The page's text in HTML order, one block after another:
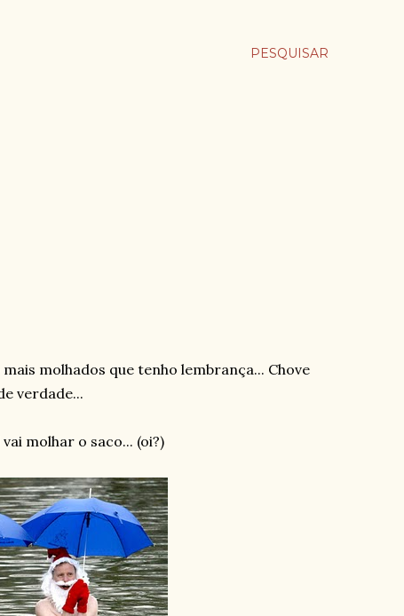
PESQUISAR
molhados que tenho lembrança... Chove
verdade...
molhar o saco... (oi?)